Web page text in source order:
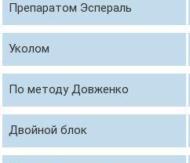
Препаратом Эспераль
Уколом
По методу Довженко
Двойной блок